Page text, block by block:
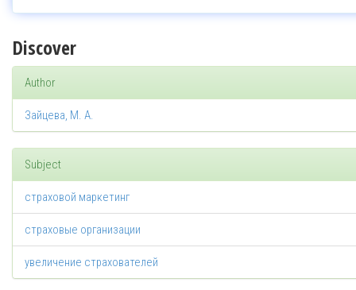
Discover
Author
Зайцева, М. А.
Subject
страховой маркетинг
страховые организации
увеличение страхователей